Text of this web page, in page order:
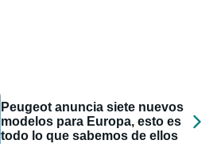
Peugeot anuncia siete nuevos
modelos para Europa, esto es
todo lo que sabemos de ellos